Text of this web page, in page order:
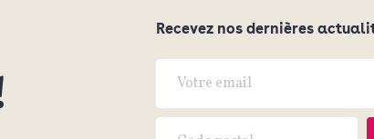
Recevez nos dernières